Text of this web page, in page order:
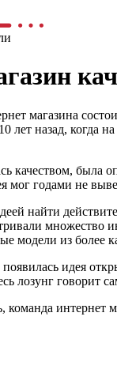
магазина
лет назад,
качеством, была
мог годами не
найти
множество
модели из более
идея
говорит
команда